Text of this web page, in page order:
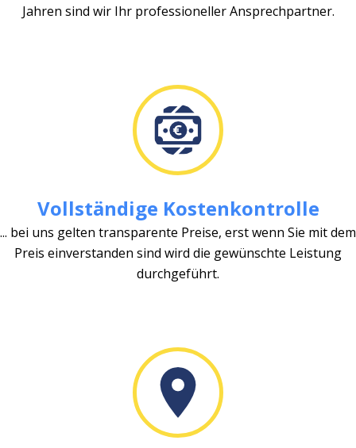
Jahren sind wir Ihr professioneller Ansprechpartner.
Vollständige Kostenkontrolle
... bei uns gelten transparente Preise, erst wenn Sie mit dem
Preis einverstanden sind wird die gewünschte Leistung
durchgeführt.